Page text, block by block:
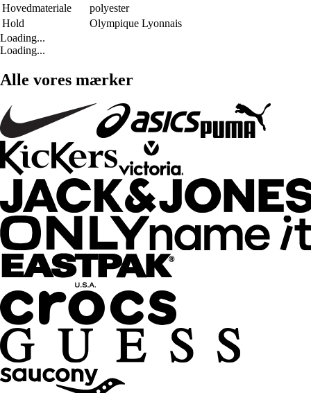
Hovedmateriale
polyester
Hold
Olympique Lyonnais
Loading...
Loading...
Alle vores mærker